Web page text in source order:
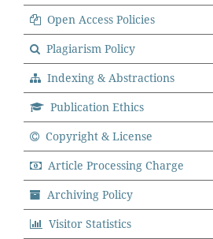
Open Access Policies
Plagiarism Policy
Indexing & Abstractions
Publication Ethics
Copyright & License
Article Processing Charge
Archiving Policy
Visitor Statistics